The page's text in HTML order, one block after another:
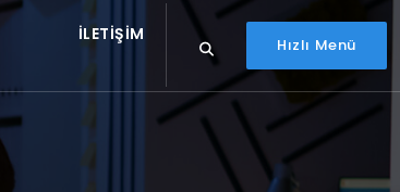
İLETIŞIM
Hızlı Menü